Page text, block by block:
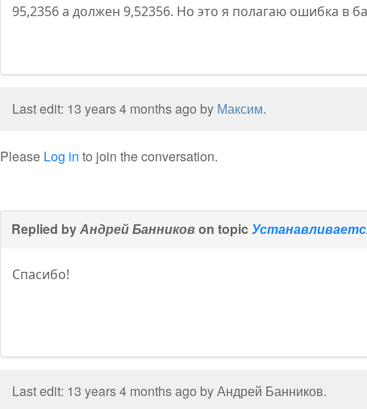
95,2356 а должен 9,52356. Но это я полагаю ошибка в
Last edit: 13 years 4 months ago by Максим.
Please Log in to join the conversation.
Replied byАндрей Банниковon topic
Спасибо!
Last edit: 13 years 4 months ago byАндрей Банников.